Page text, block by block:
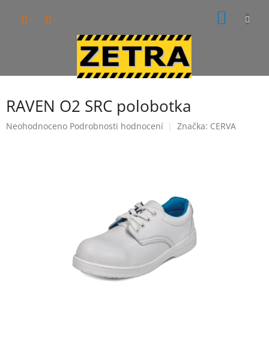
RAVEN O2 SRC polobotka
Průměrné
Neohodnoceno Podrobnosti hodnocení Značka: CERVA